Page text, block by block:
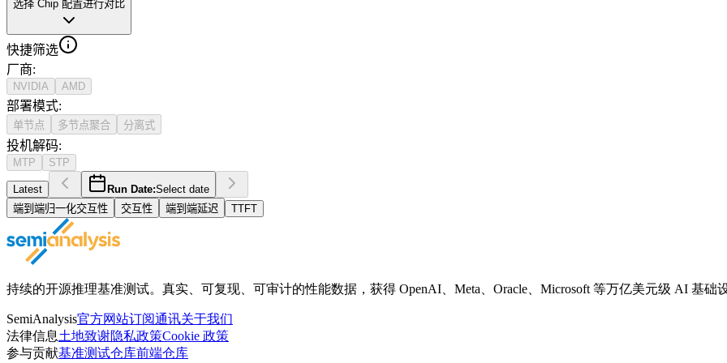
选择 Chip 配置进行对比
快捷筛选
厂商:
NVIDIA AMD
部署模式:
单节点 多节点聚合 分离式
投机解码:
MTP STP
Latest Run Date:Select date
端到端归一化交互性
交互性 端到端延迟 TTFT
持续的开源推理基准测试。真实、可复现、可审计的性能数据，获得 OpenAI、Meta、Oracle、Microsoft 等万亿美元级 AI 基础
SemiAnalysis官方网站订阅通讯关于我们
法律信息土地致谢隐私政策Cookie 政策
参与贡献基准测试仓库前端仓库